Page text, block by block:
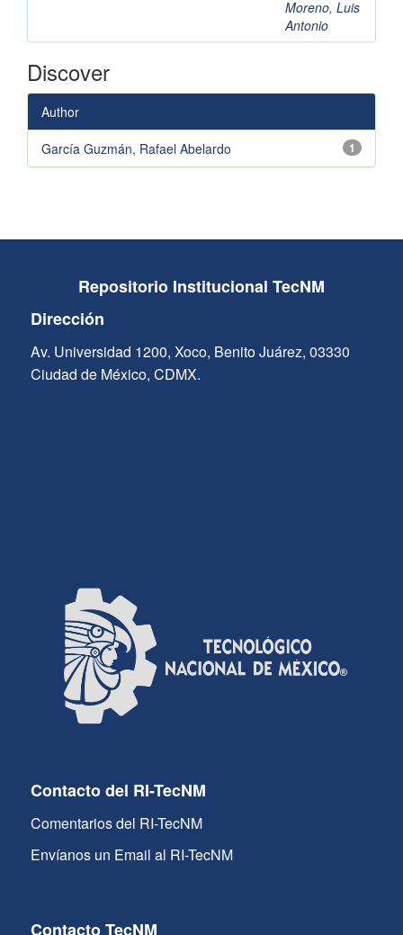
Moreno, Luis
Antonio
Discover
Author
1
García Guzmán, Rafael Abelardo
Repositorio Institucional TecNM
Dirección
Av. Universidad 1200, Xoco, Benito Juárez, 03330
Ciudad de México, CDMX.
Contacto del RI-TecNM
Comentarios del RI-TecNM
Envíanos un Email al RI-TecNM
Contacto TecNM